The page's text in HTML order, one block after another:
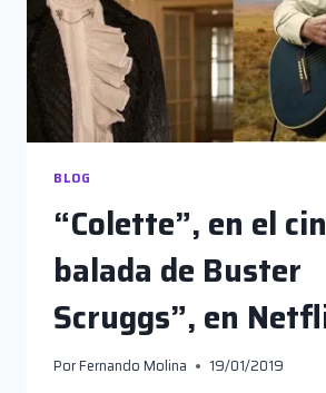
BLOG
“Colette”, en el
balada de Buster
Scruggs”, en
PorFernando Molina 19/01/2019